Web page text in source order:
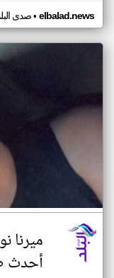
صدى• elbalad.news
ميرنا
أحدث